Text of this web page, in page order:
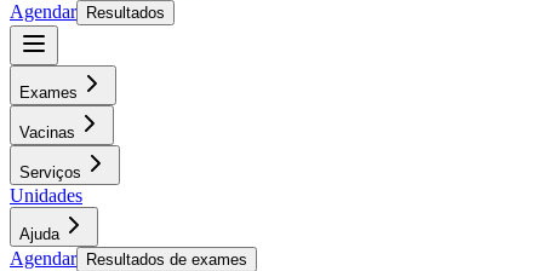
Agendar
Resultados
Exames
Vacinas
Serviços
Unidades
Ajuda
Agendar Resultados de exames